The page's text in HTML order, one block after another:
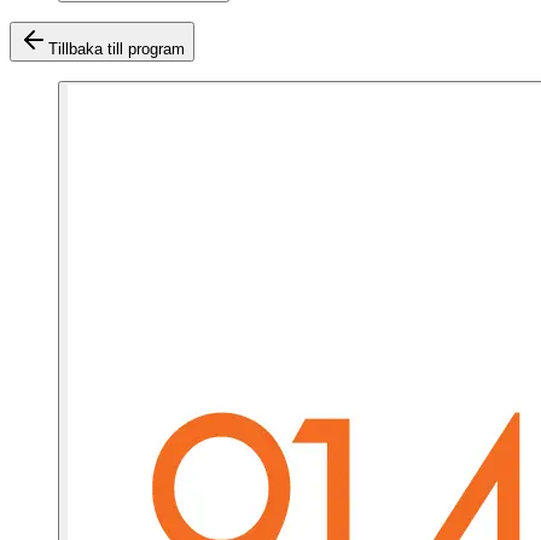
Tillbaka till program